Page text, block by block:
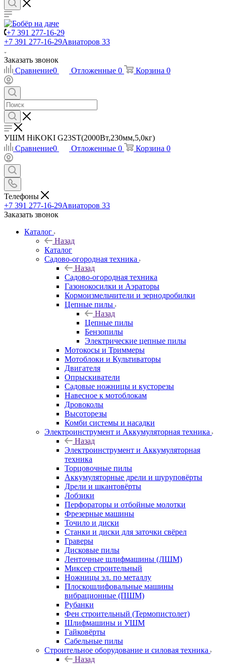
+7 391 277-16-29
+7 391 277-16-29Авиаторов 33
Заказать звонок
Сравнение0 Отложенные 0 Корзина 0
УШМ HiKOKI G23ST(2000Вт,230мм,5,0кг)
Сравнение0 Отложенные 0 Корзина 0
Телефоны
+7 391 277-16-29Авиаторов 33
Заказать звонок
Каталог
Назад
Каталог
Садово-огородная техника
Назад
Садово-огородная техника
Газонокосилки и Аэраторы
Кормоизмельчители и зернодробилки
Цепные пилы
Назад
Цепные пилы
Бензопилы
Электрические цепные пилы
Мотокосы и Триммеры
Мотоблоки и Культиваторы
Двигателя
Опрыскиватели
Садовые ножницы и кусторезы
Навесное к мотоблокам
Дровоколы
Высоторезы
Комби системы и насадки
Электроинструмент и Аккумуляторная техника
Назад
Электроинструмент и Аккумуляторная
техника
Торцовочные пилы
Аккумуляторные дрели и шуруповёрты
Дрели и шкантовёрты
Лобзики
Перфораторы и отбойные молотки
Фрезерные машины
Точило и диски
Станки и диски для заточки свёрел
Граверы
Дисковые пилы
Ленточные шлифмашины (ЛШМ)
Миксер строительный
Ножницы эл. по металлу
Плоскошлифовальные машины
вибрационные (ПШМ)
Рубанки
Фен строительный (Термопистолет)
Шлифмашины и УШМ
Гайковёрты
Сабельные пилы
Строительное оборудование и силовая техника
Назад